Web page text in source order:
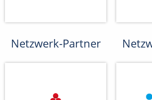
Netzwerk-Partner